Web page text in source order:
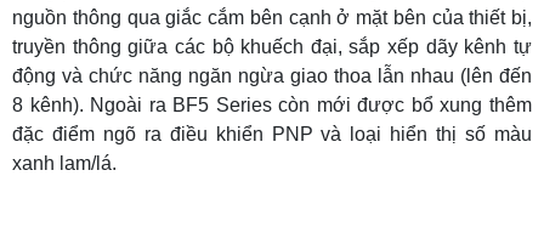
nguồn thông qua giắc cắm bên cạnh ở mặt bên của thiết bị,
truyền thông giữa các bộ khuếch đại, sắp xếp dãy kênh tự
động và chức năng ngăn ngừa giao thoa lẫn nhau (lên đến
8 kênh). Ngoài ra BF5 Series còn mới được bổ xung thêm
đặc điểm ngõ ra điều khiển PNP và loại hiển thị số màu
xanh lam/lá.